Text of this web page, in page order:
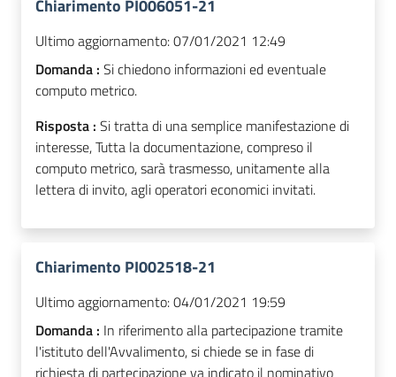
Chiarimento PI006051-21
Ultimo aggiornamento:07/01/2021 12:49
Domanda : Si chiedono informazioni ed eventuale
computo metrico.
Risposta : Si tratta di una semplice manifestazione di
interesse, Tutta la documentazione, compreso il
computo metrico, sarà trasmesso, unitamente alla
lettera di invito, agli operatori economici invitati.
Chiarimento PI002518-21
Ultimo aggiornamento:04/01/2021 19:59
Domanda : In riferimento alla partecipazione tramite
l'istituto dell'Avvalimento, si chiede se in fase di
richiesta di partecipazione va indicato il nominativo